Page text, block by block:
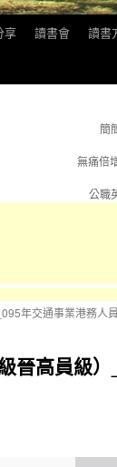
享 讀書會 讀書
簡
無痛倍
公職
年交通事業港務人
晉高員級